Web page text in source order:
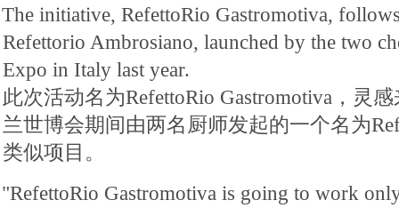
The initiative, RefettoRio Gastromotiva,
Refettorio Ambrosiano, launched by the two
Expo in Italy last year.
此次活动名为RefettoRio Gastromotiva，灵
兰世博会期间由两名厨师发起的一个名为
类似项目。
"RefettoRio Gastromotiva is going to work